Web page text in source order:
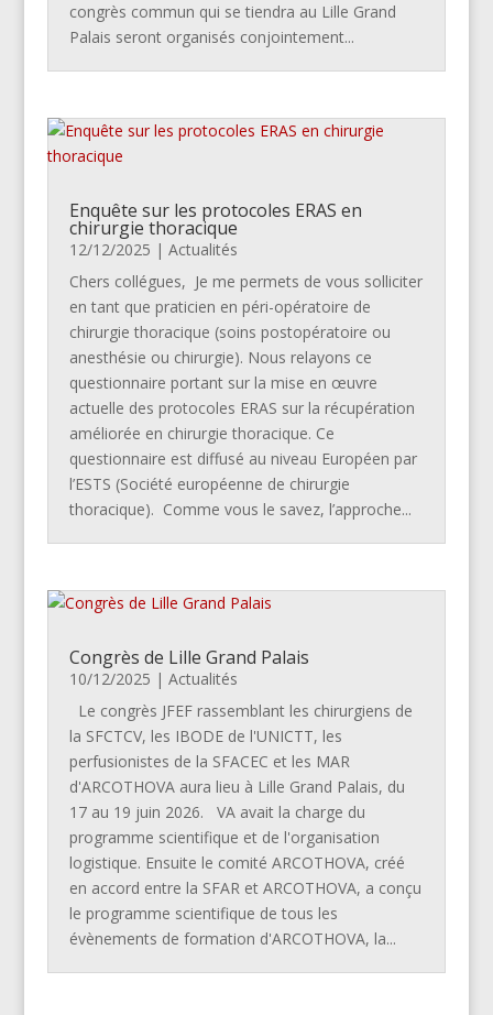
congrès commun qui se tiendra au Lille Grand
Palais seront organisés conjointement...
Enquête sur les protocoles ERAS en
chirurgie thoracique
12/12/2025 | Actualités
Chers collégues, Je me permets de vous solliciter
en tant que praticien en péri-opératoire de
chirurgie thoracique (soins postopératoire ou
anesthésie ou chirurgie). Nous relayons ce
questionnaire portant sur la mise en œuvre
actuelle des protocoles ERAS sur la récupération
améliorée en chirurgie thoracique. Ce
questionnaire est diffusé au niveau Européen par
l’ESTS (Société européenne de chirurgie
thoracique). Comme vous le savez, l’approche...
Congrès de Lille Grand Palais
10/12/2025 | Actualités
Le congrès JFEF rassemblant les chirurgiens de
la SFCTCV, les IBODE de l'UNICTT, les
perfusionistes de la SFACEC et les MAR
d'ARCOTHOVA aura lieu à Lille Grand Palais, du
17 au 19 juin 2026. VA avait la charge du
programme scientifique et de l'organisation
logistique. Ensuite le comité ARCOTHOVA, créé
en accord entre la SFAR et ARCOTHOVA, a conçu
le programme scientifique de tous les
évènements de formation d'ARCOTHOVA, la...